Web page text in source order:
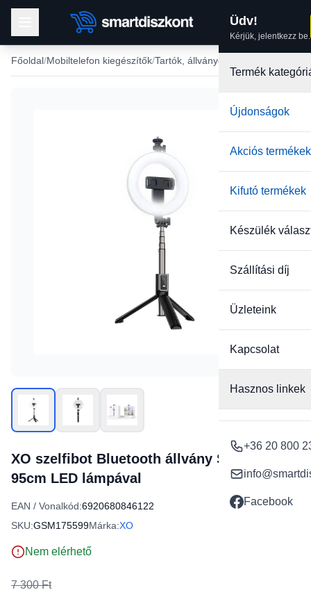
Üdv!
Kérjük, jelentkezz be.
Termék
Újdonságok
Akciós termékek
Kifutó termékek
Készülék
Szállítási díj
Üzleteink
Kapcsolat
Hasznos linkek
+36 20 800
Facebook
Főoldal Mobiltelefon kiegészítők Tartók, állványok
-22%
XO szelfibot Bluetooth állvány SS12 fekete
95cm LED lámpával
EAN / Vonalkód:6920680846122
SKU:GSM175599Márka:XO
Nem elérhető
7 300 Ft